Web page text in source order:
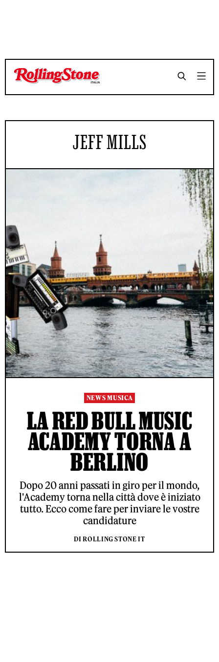
JEFF MILLS
NEWS MUSICA
LA RED BULL MUSIC
ACADEMY TORNA A
BERLINO
Dopo 20 anni passati in giro per il mondo,
l'Academy torna nella città dove è iniziato
tutto. Ecco come fare per inviare le vostre
candidature
DI ROLLING STONE IT